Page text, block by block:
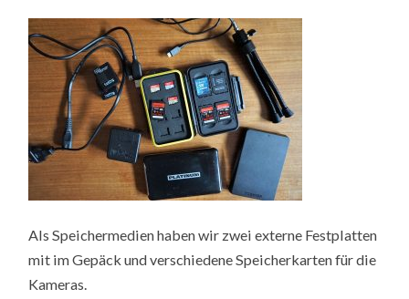
Als Speichermedien haben wir zwei externe Festplatten
mit im Gepäck und verschiedene Speicherkarten für die
Kameras.